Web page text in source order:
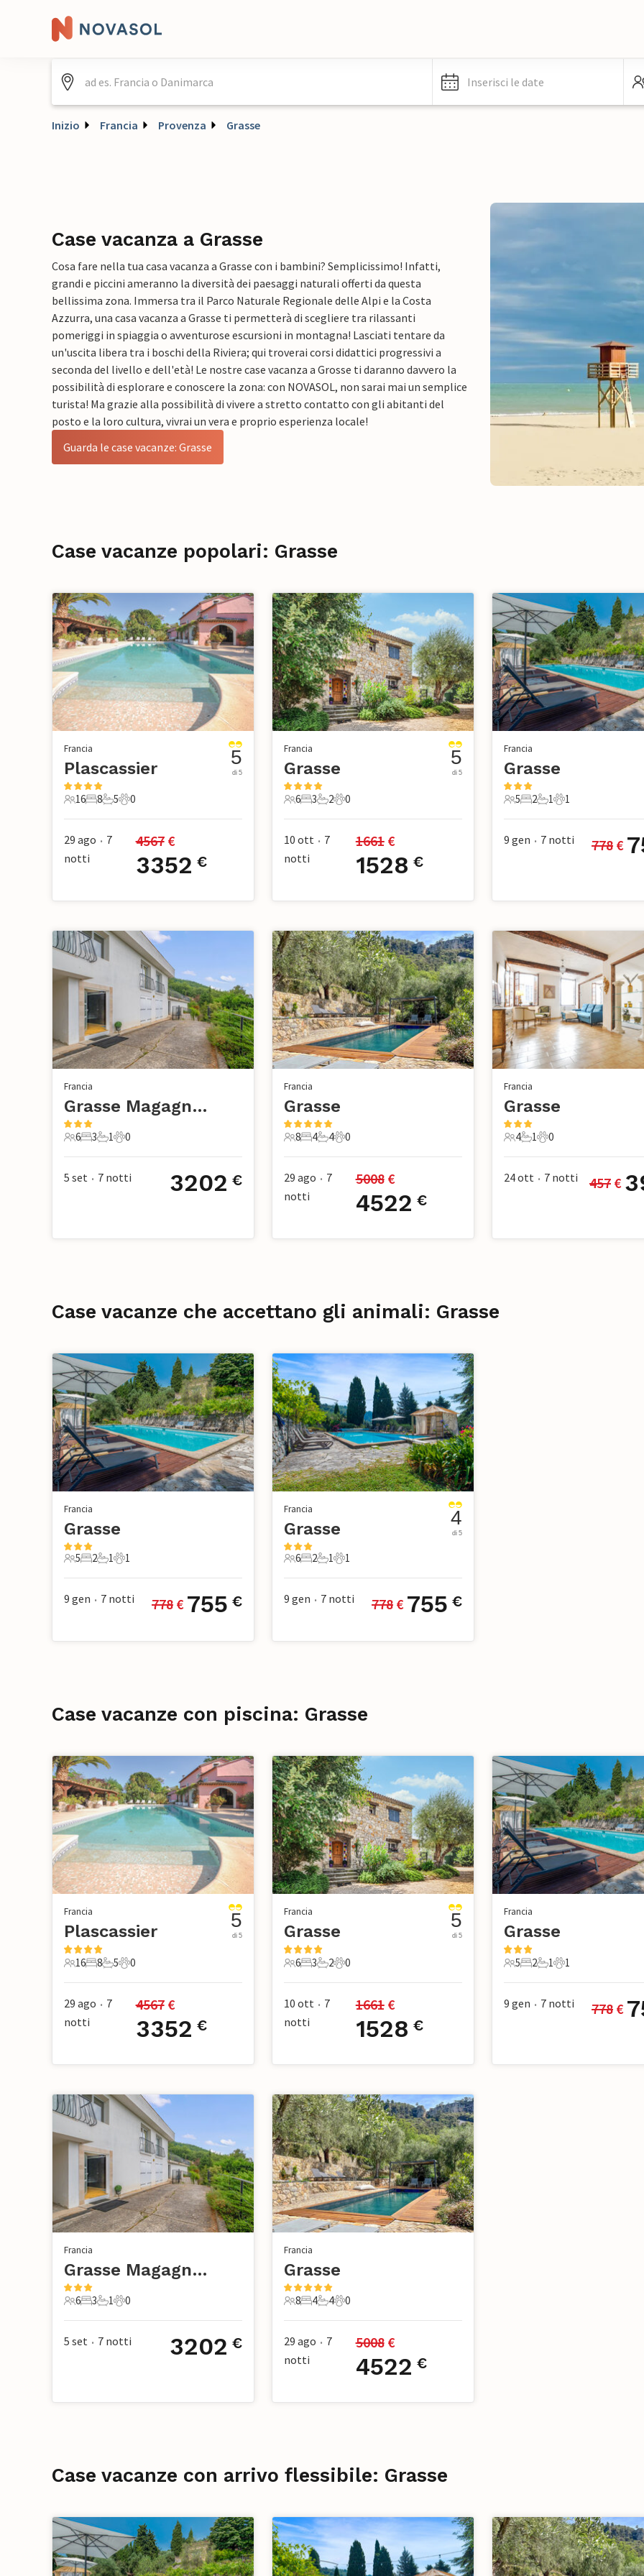
Inserisci le date
Inizio Francia Provenza Grasse
Case vacanza a Grasse
Cosa fare nella tua casa vacanza a Grasse con i bambini? Semplicissimo! Infatti,
grandi e piccini ameranno la diversità dei paesaggi naturali offerti da questa
bellissima zona. Immersa tra il Parco Naturale Regionale delle Alpi e la Costa
Azzurra, una casa vacanza a Grasse ti permetterà di scegliere tra rilassanti
pomeriggi in spiaggia o avventurose escursioni in montagna! Lasciati tentare da
un'uscita libera tra i boschi della Riviera; qui troverai corsi didattici progressivi a
seconda del livello e dell'età! Le nostre case vacanza a Grosse ti daranno davvero la
possibilità di esplorare e conoscere la zona: con NOVASOL, non sarai mai un semplice
turista! Ma grazie alla possibilità di vivere a stretto contatto con gli abitanti del
posto e la loro cultura, vivrai un vera e proprio esperienza locale!
Guarda le case vacanze: Grasse
Case vacanze popolari: Grasse
Francia
Plascassier
16 Ospiti
16
8 Camere da letto
8
5 Bagni
5
0 Animali domestici
0
5
di 5
29 ago • 7
notti
4567 €
3352 €
Francia
Grasse
6 Ospiti
6
3 Camere da letto
3
2 Bagni
2
0 Animali domestici
0
5
di 5
10 ott • 7
notti
1661 €
1528 €
Francia
Grasse
5 Ospiti
5
2 Camere da letto
2
1 Bagno
1
1 Animale
1
9 gen • 7 notti 778 €
Francia
Grasse Magagnosc
6 Ospiti
6
3 Camere da letto
3
1 Bagno
1
0 Animali domestici
0
5 set • 7 notti 3202 €
Francia
Grasse
8 Ospiti
8
4 Camere da letto
4
4 Bagni
4
0 Animali domestici
0
29 ago • 7
notti
5008 €
4522 €
Francia
Grasse
4 Ospiti
4
1 Bagno
1
0 Animali domestici
0
24 ott • 7 notti 457 €
Case vacanze che accettano gli animali: Grasse
Francia
Grasse
5 Ospiti
5
2 Camere da letto
2
1 Bagno
1
1 Animale domestico
1
9 gen • 7 notti 778 € 755 €
Francia
Grasse
6 Ospiti
6
2 Camere da letto
2
1 Bagno
1
1 Animale domestico
1
4
di 5
9 gen • 7 notti 778 € 755 €
Case vacanze con piscina: Grasse
Francia
Plascassier
16 Ospiti
16
8 Camere da letto
8
5 Bagni
5
0 Animali domestici
0
5
di 5
29 ago • 7
notti
4567 €
3352 €
Francia
Grasse
6 Ospiti
6
3 Camere da letto
3
2 Bagni
2
0 Animali domestici
0
5
di 5
10 ott • 7
notti
1661 €
1528 €
Francia
Grasse
5 Ospiti
5
2 Camere da letto
2
1 Bagno
1
1 Animale
1
9 gen • 7 notti 778 €
Francia
Grasse Magagnosc
6 Ospiti
6
3 Camere da letto
3
1 Bagno
1
0 Animali domestici
0
5 set • 7 notti 3202 €
Francia
Grasse
8 Ospiti
8
4 Camere da letto
4
4 Bagni
4
0 Animali domestici
0
29 ago • 7
notti
5008 €
4522 €
Case vacanze con arrivo flessibile: Grasse